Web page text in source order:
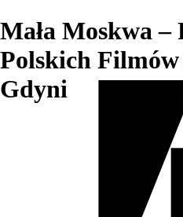
Mała Moskwa –
Polskich
Gdyni